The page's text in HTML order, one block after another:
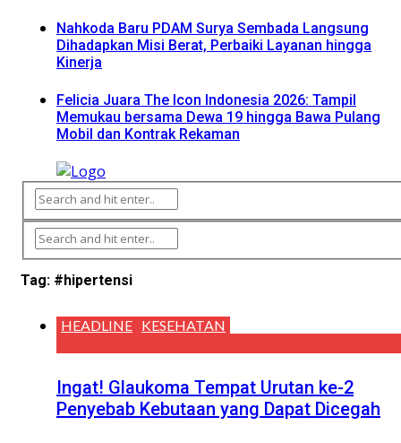
Nahkoda Baru PDAM Surya Sembada Langsung
Dihadapkan Misi Berat, Perbaiki Layanan hingga
Kinerja
Felicia Juara The Icon Indonesia 2026: Tampil
Memukau bersama Dewa 19 hingga Bawa Pulang
Mobil dan Kontrak Rekaman
Tag: #hipertensi
HEADLINE KESEHATAN
Ingat! Glaukoma Tempat Urutan ke-2
Penyebab Kebutaan yang Dapat Dicegah